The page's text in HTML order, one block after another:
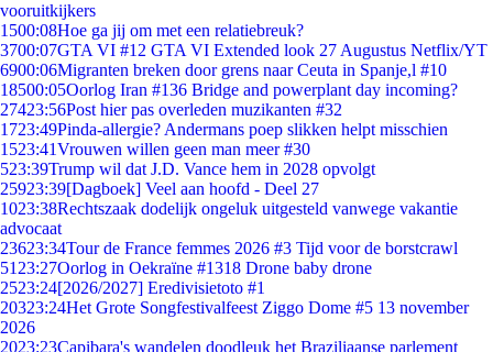
vooruitkijkers
1500:08Hoe ga jij om met een relatiebreuk?
3700:07GTA VI #12 GTA VI Extended look 27 Augustus Netflix/YT
6900:06Migranten breken door grens naar Ceuta in Spanje,l #10
18500:05Oorlog Iran #136 Bridge and powerplant day incoming?
27423:56Post hier pas overleden muzikanten #32
1723:49Pinda-allergie? Andermans poep slikken helpt misschien
1523:41Vrouwen willen geen man meer #30
523:39Trump wil dat J.D. Vance hem in 2028 opvolgt
25923:39[Dagboek] Veel aan hoofd - Deel 27
1023:38Rechtszaak dodelijk ongeluk uitgesteld vanwege vakantie
advocaat
23623:34Tour de France femmes 2026 #3 Tijd voor de borstcrawl
51 23:27Oorlog in Oekraïne #1318 Drone baby drone
2523:24[2026/2027] Eredivisietoto #1
20323:24Het Grote Songfestivalfeest Ziggo Dome #5 13 november
2026
2023:23Capibara's wandelen doodleuk het Braziliaanse parlement